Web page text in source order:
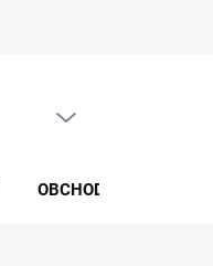
OBCHODNÍ PODMÍNKY